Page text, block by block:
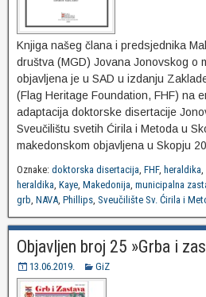
Knjiga našeg člana i predsjednika
društva (MGD) Jovana Jonovskog o
objavljena je u SAD u izdanju
(Flag Heritage Foundation, FHF) na
adaptacija doktorske disertacije
Sveučilištu svetih Ćirila i Metoda u
makedonskom objavljena u Skopju
Oznake: doktorska disertacija, FHF, heraldika,
heraldika, Kaye, Makedonija, municipalna
grb, NAVA, Phillips, Sveučilište Sv. Ćirila i
Objavljen broj 25 »Grba i
13.06.2019. GiZ